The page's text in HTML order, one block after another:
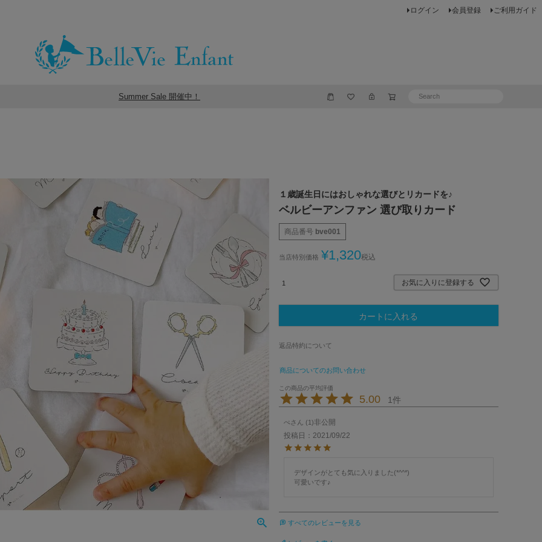
ログイン 会員登録 ご利用ガイド
Summer Sale 開催中！
１歳誕生日にはおしゃれな選びとリカードを♪
ベルビーアンファン 選び取りカード
商品番号 bve001
当店特別価格 ¥1,320税込
お気に入りに登録する
カートに入れる
返品特約について
商品についてのお問い合わせ
5.00 1
ぺ 1 非公開
投稿日
2021/09/22
デザインがとても気に入りました(*^^*)
可愛いです♪
すべてのレビューを見る